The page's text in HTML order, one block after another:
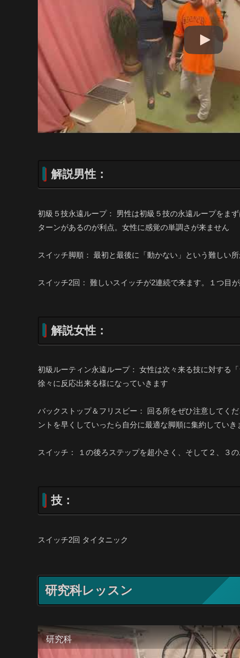
解説男性：
初級５技永遠ループ： 男性は初級５技の永遠ループをま
ターンがあるのが利点。女性に感覚の単調さが来ません
スイッチ脚順： 最初と最後に「動かない」という難しい
スイッチ2回： 難しいスイッチが2連続で来ます。１つ目
解説女性：
初級ルーティン永遠ループ： 女性は次々来る技に対する
徐々に反応出来る様になっていきます
バックストップ＆フリスビー： 回る所をぜひ注意してく
ントを早くしていったら自分に最適な脚順に集約していき
スイッチ： １の後ろステップを超小さく、そして２、３
技：
スイッチ2回 タイタニック
研究科レッスン
研究科